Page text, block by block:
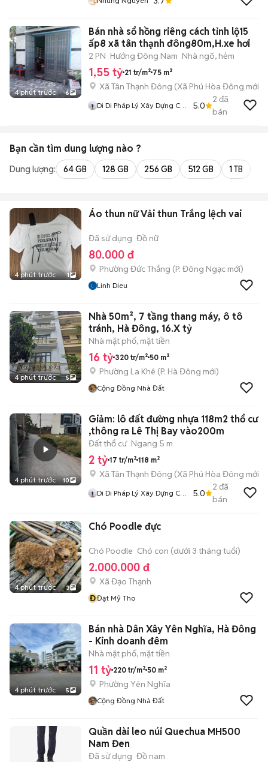
4 phút trước 6
Bán nhà sổ hồng riêng cách tỉnh lộ15
ấp8 xã tân thạnh đông80m,H.xe hơi
2 PN Hướng Đông Nam Nhà ngõ, hẻm
1,55 tỷ 21 tr/m² 75 m²
Xã Tân Thạnh Đông (Xã Phú Hòa Đông mới)
Di Di Pháp Lý Xây Dựng Củ
5.0
2 đã
bán
Bạn cần tìm dung lượng nào ?
Dung lượng: 64 GB 128 GB 256 GB 512 GB 1 TB
4 phút trước 1
Áo thun nữ Vải thun Trắng lệch vai
Đã sử dụng Đồ nữ
80.000 đ
Phường Đức Thắng (P. Đông Ngạc mới)
Linh Dieu
4 phút trước 5
Nhà 50m², 7 tầng thang máy, ô tô
tránh, Hà Đông, 16.X tỷ
Nhà mặt phố, mặt tiền
16 tỷ 320 tr/m² 50 m²
Phường La Khê (P. Hà Đông mới)
Cộng Đồng Nhà Đất
4 phút trước 10
Giảm: lô đất đường nhựa 118m2 thổ cư
,thông ra Lê Thị Bay vào200m
Đất thổ cư Ngang 5 m
2 tỷ 17 tr/m² 118 m²
Xã Tân Thạnh Đông (Xã Phú Hòa Đông mới)
Di Di Pháp Lý Xây Dựng Củ
5.0
2 đã
bán
4 phút trước 3
Chó Poodle đực
Chó Poodle Chó con (dưới 3 tháng tuổi)
2.000.000 đ
Xã Đạo Thạnh
ĐĐạt Mỹ Tho
4 phút trước 5
Bán nhà Dân Xây Yên Nghĩa, Hà Đông
- Kinh doanh đêm
Nhà mặt phố, mặt tiền
11 tỷ 220 tr/m² 50 m²
Phường Yên Nghĩa
Cộng Đồng Nhà Đất
Quần dài leo núi Quechua MH500
Nam Đen
Đã sử dụng Đồ nam